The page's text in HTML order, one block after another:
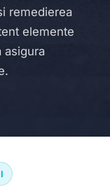
remedierea
elemente
asigura